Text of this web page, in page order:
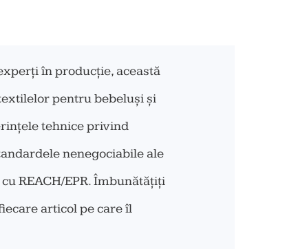
în producție, această
pentru bebeluși și
tehnice privind
nenegociabile ale
REACH/EPR. Îmbunătățiți
articol pe care îl